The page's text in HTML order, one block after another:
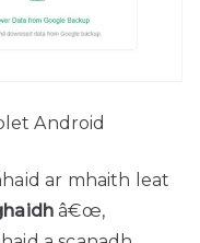
Android
ar mhaith leat
â€œ,